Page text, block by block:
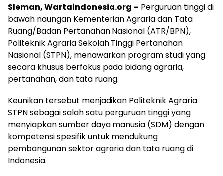
Sleman, Wartaindonesia.org – Perguruan tinggi di
bawah naungan Kementerian Agraria dan Tata
Ruang/Badan Pertanahan Nasional (ATR/BPN),
Politeknik Agraria Sekolah Tinggi Pertanahan
Nasional (STPN), menawarkan program studi yang
secara khusus berfokus pada bidang agraria,
pertanahan, dan tata ruang.
Keunikan tersebut menjadikan Politeknik Agraria
STPN sebagai salah satu perguruan tinggi yang
menyiapkan sumber daya manusia (SDM) dengan
kompetensi spesifik untuk mendukung
pembangunan sektor agraria dan tata ruang di
Indonesia.